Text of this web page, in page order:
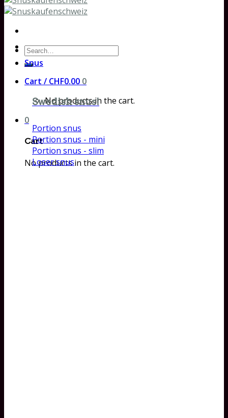
Search
for:
Cart / CHF0.00 0
No products in the cart.
0
Cart
No products in the cart.
Snus
Swedish snus!
Portion snus
Portion snus - mini
Portion snus - slim
Loser snus